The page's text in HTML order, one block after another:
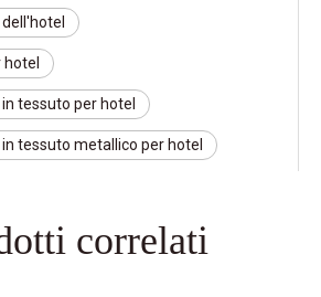
tessuto per hotel
tessuto metallico per hotel
correlati